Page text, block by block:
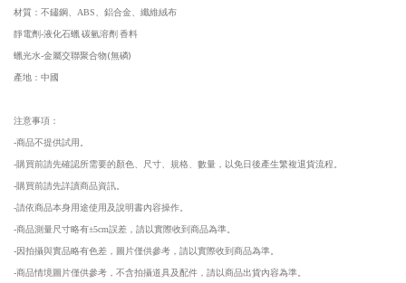
材質：不鏽鋼、ABS、鋁合金、纖維絨布
靜電劑-液化石蠟 碳氫溶劑 香料
蠟光水-金屬交聯聚合物(無磷)
產地：中國
注意事項：
-商品不提供試用。
-購買前請先確認所需要的顏色、尺寸、規格、數量，以免日後產生繁複退貨流程。
-購買前請先詳讀商品資訊。
-請依商品本身用途使用及說明書內容操作。
-商品測量尺寸略有±5cm誤差，請以實際收到商品為準。
-因拍攝與實品略有色差，圖片僅供參考，請以實際收到商品為準。
-商品情境圖片僅供參考，不含拍攝道具及配件，請以商品出貨內容為準。